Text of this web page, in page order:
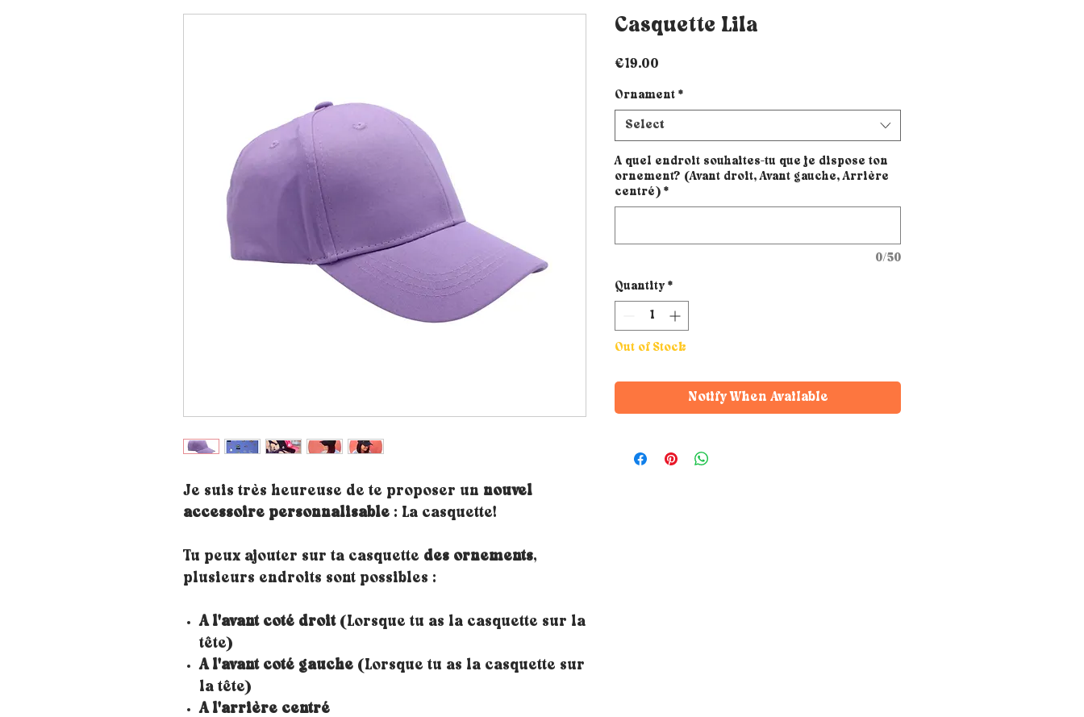
Je suis très heureuse de te proposer un nouvel
accessoire personnalisable : La casquette!
Tu peux ajouter sur ta casquette des ornements,
plusieurs endroits sont possibles :
A l'avant coté droit(Lorsque tu as la casquette sur la
tête)
A l'avant coté gauche (Lorsque tu as la casquette sur
la tête)
A l'arrière centré
Casquette Lila
€19.00
Ornament *
Select
A quel endroit souhaites-tu que je dispose ton
ornement? (Avant droit, Avant gauche, Arrière
centré) *
0/50
Quantity *
Out of Stock
Notify When Available